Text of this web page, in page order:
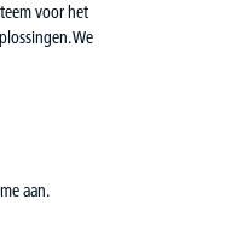
voor het
We
aan.